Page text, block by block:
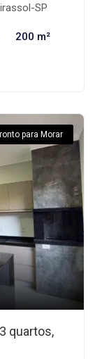
SP
200 m²
para Morar
quartos,